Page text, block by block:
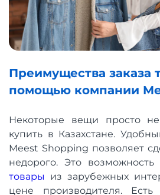
Преимущества заказа
помощью компании
Некоторые вещи просто
купить в Казахстане.
Meest Shopping позволяет
недорого. Это возможность
товары
из зарубежных
цене производителя.